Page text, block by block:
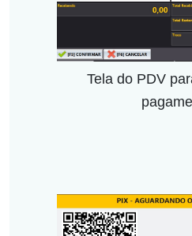
Tela do PDV